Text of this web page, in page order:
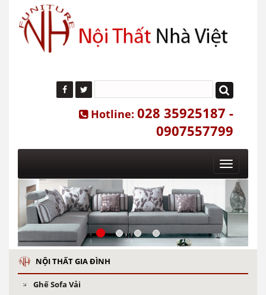
Hotline: 028 35925187 -
0907557799
Toggle
NỘI THẤT GIA ĐÌNH
Ghế Sofa Vải